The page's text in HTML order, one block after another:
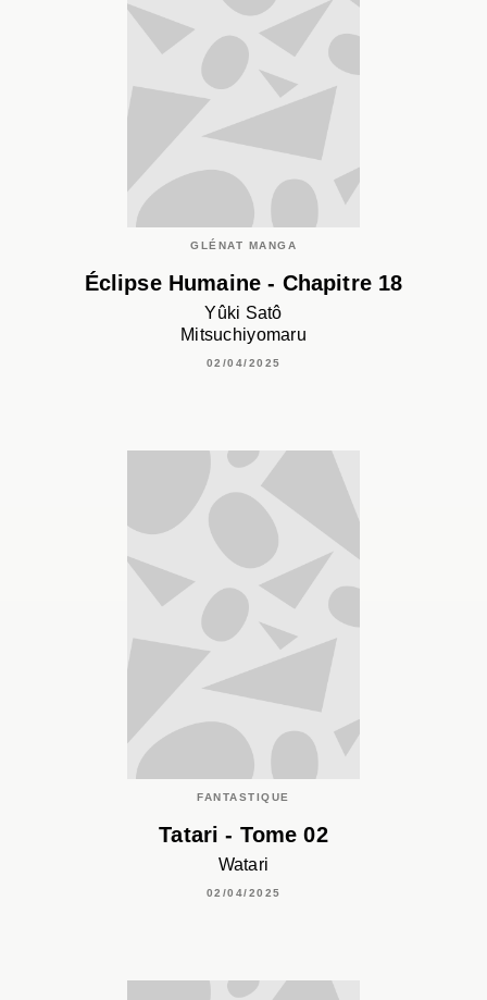
GLÉNAT MANGA
Éclipse Humaine - Chapitre 18
Yûki Satô
Mitsuchiyomaru
02/04/2025
FANTASTIQUE
Tatari - Tome 02
Watari
02/04/2025